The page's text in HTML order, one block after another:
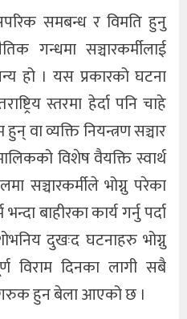
समबन्ध र विमति हुनु
गन्धमा सञ्चारकर्मीलाई
हो । यस प्रकारको घटना
स्तरमा हेर्दा पनि चाहे
वा व्यक्ति नियन्त्रण सञ्चार
विशेष वैयक्ति स्वार्थ
सञ्चारकर्मीले भोग्नु परेका
बाहीरका कार्य गर्नु पर्दा
दुखःद घटनाहरु भोग्नु
विराम दिनका लागी सबै
हुन बेला आएको छ ।